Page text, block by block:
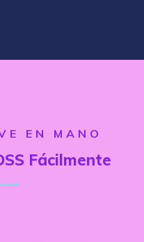
EN MANO
Fácilmente